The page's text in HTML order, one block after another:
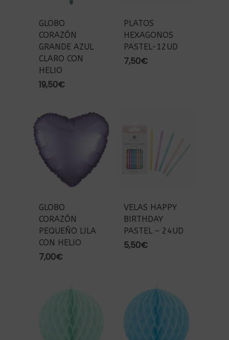
GLOBO
CORAZÓN
GRANDE AZUL
CLARO CON
HELIO
19,50€
PLATOS
HEXAGONOS
PASTEL-12UD
7,50€
GLOBO
CORAZÓN
PEQUEÑO LILA
CON HELIO
7,00€
VELAS HAPPY
BIRTHDAY
PASTEL – 24UD
5,50€